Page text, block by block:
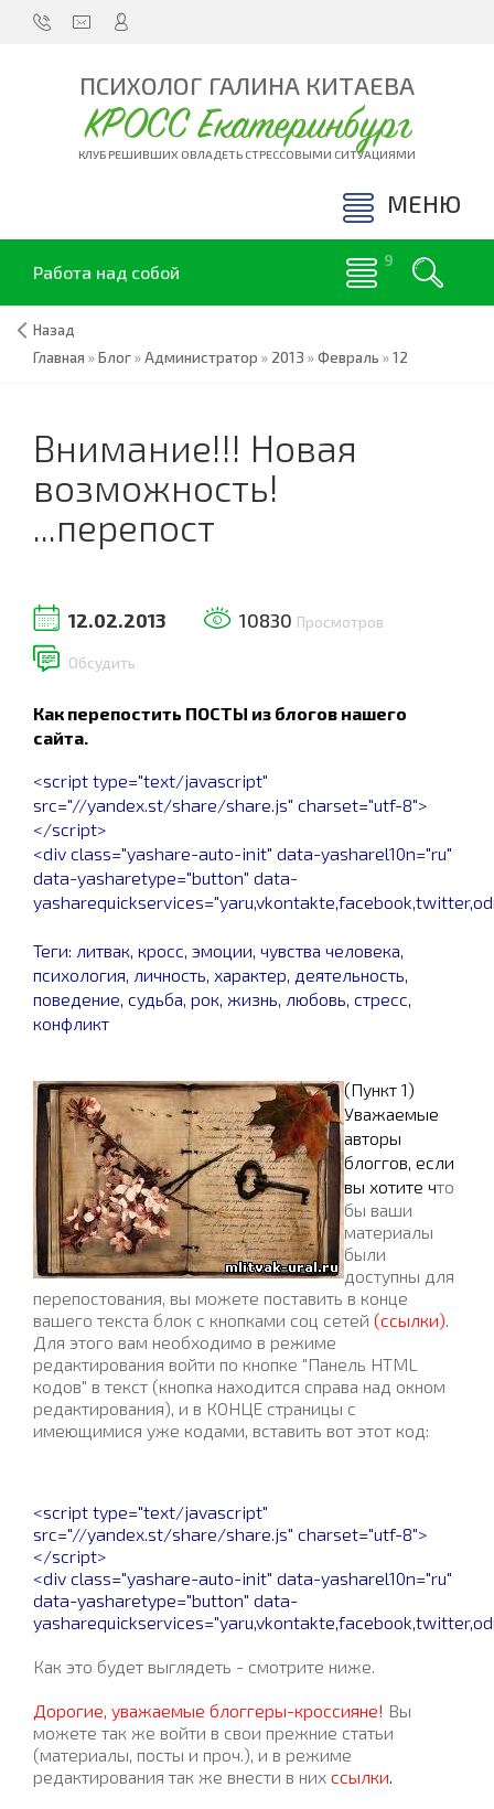
ПСИХОЛОГ ГАЛИНА КИТАЕВА
КРОСС Екатеринбург
КЛУБ РЕШИВШИХ ОВЛАДЕТЬ СТРЕССОВЫМИ СИТУАЦИЯМИ
МЕНЮ
Работа над собой
Назад
Главная »Блог»Администратор » 2013 »Февраль »12
Внимание!!! Новая
возможность!
...перепост
12.02.2013 10830 Просмотров
Обсудить
Как перепостить ПОСТЫ из блогов нашего
сайта.
<script type="text/javascript"
src="//yandex.st/share/share.js" charset="utf-8">
</script>
<div class="yashare-auto-init" data-yasharel10n="ru"
data-yasharetype="button" data-
Теги: литвак, кросс, эмоции, чувства человека,
психология, личность, характер, деятельность,
поведение, судьба, рок, жизнь, любовь, стресс,
конфликт
(Пункт 1)
Уважаемые
авторы
блоггов, если
вы хотите что
бы ваши
материалы
были
доступны для
перепостования, вы можете поставить в конце
вашего текста блок с кнопками соц сетей (ссылки)
Для этого вам необходимо в режиме
редактирования войти по кнопке "Панель HTML
кодов" в текст (кнопка находится справа над окном
редактирования), и в КОНЦЕ страницы с
имеющимися уже кодами, вставить вот этот код:
<script type="text/javascript"
src="//yandex.st/share/share.js" charset="utf-8">
</script>
<div class="yashare-auto-init" data-yasharel10n="ru"
data-yasharetype="button" data-
Как это будет выглядеть - смотрите ниже.
Дорогие, уважаемые блоггеры-кроссияне! Вы
можете так же войти в свои прежние статьи
(материалы, посты и проч.), и в режиме
редактирования так же внести в них ссылки.